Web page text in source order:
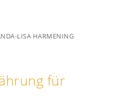
LISA HARMENING
für